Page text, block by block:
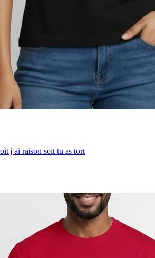
j ai raison soit tu as tort